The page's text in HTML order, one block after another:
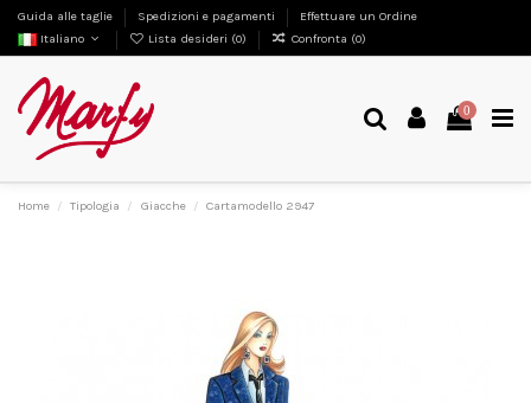
Guida alle taglie Spedizioni e pagamenti
Effettuare un Ordine
Italiano
Lista desideri (0) Confronta (0)
0
Home Tipologia Giacche Cartamodello 2947